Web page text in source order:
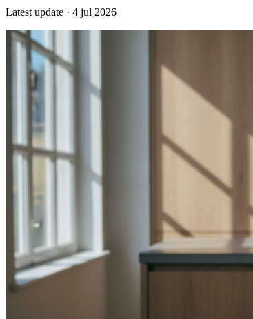
Latest update · 4 jul 2026